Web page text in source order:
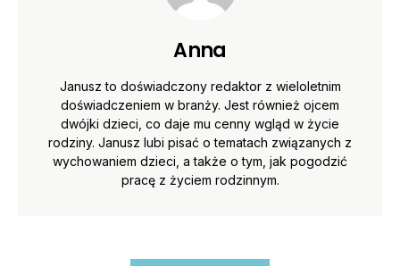
Anna
Janusz to doświadczony redaktor z wieloletnim
doświadczeniem w branży. Jest również ojcem
dwójki dzieci, co daje mu cenny wgląd w życie
rodziny. Janusz lubi pisać o tematach związanych z
wychowaniem dzieci, a także o tym, jak pogodzić
pracę z życiem rodzinnym.